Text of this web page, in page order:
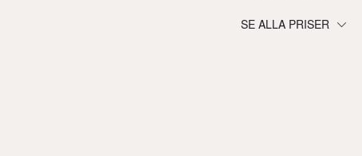
SE ALLA PRISER